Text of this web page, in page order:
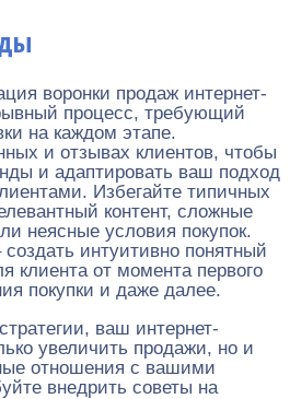
воронки продаж интернет-
процесс, требующий
на каждом этапе.
и отзывах клиентов, чтобы
и адаптировать ваш подход
Избегайте типичных
контент, сложные
неясные условия покупок.
интуитивно понятный
клиента от момента первого
покупки и даже далее.
ваш интернет-
увеличить продажи, но и
отношения с вашими
внедрить советы на